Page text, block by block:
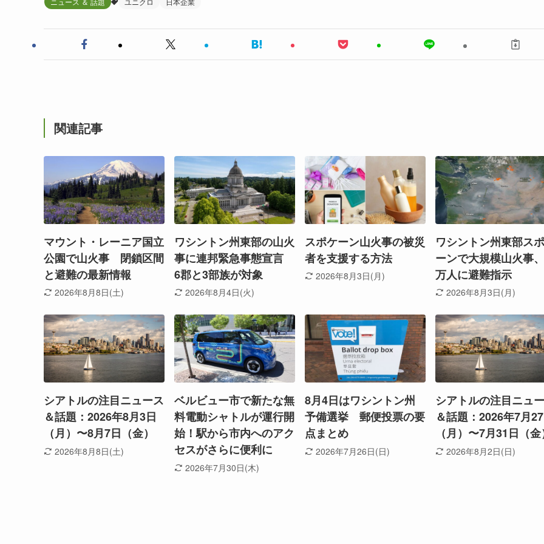
関連記事
マウント・レーニア国立
公園で山火事 閉鎖区間
と避難の最新情報
2026年8月8日(土)
ワシントン州東部の山火
事に連邦緊急事態宣言
6郡と3部族が対象
2026年8月4日(火)
スポケーン山火事の被災
者を支援する方法
2026年8月3日(月)
ワシントン州東部ス
ーンで大規模山火事
万人に避難指示
2026年8月3日(月)
シアトルの注目ニュース
＆話題：2026年8月3日
（月）〜8月7日（金）
2026年8月8日(土)
ベルビュー市で新たな無
料電動シャトルが運行開
始！駅から市内へのアク
セスがさらに便利に
2026年7月30日(木)
8月4日はワシントン州
予備選挙 郵便投票の要
点まとめ
2026年7月26日(日)
シアトルの注目ニュ
＆話題：2026年7月
（月）〜7月31日（
2026年8月2日(日)